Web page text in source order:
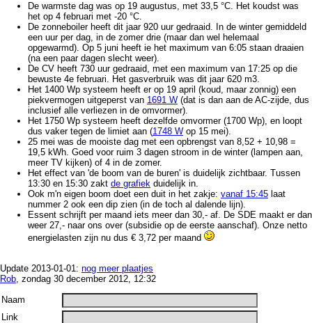
De warmste dag was op 19 augustus, met 33,5 °C. Het koudst was
het op 4 februari met -20 °C.
De zonneboiler heeft dit jaar 920 uur gedraaid. In de winter gemiddeld
een uur per dag, in de zomer drie (maar dan wel helemaal
opgewarmd). Op 5 juni heeft ie het maximum van 6:05 staan draaien
(na een paar dagen slecht weer).
De CV heeft 730 uur gedraaid, met een maximum van 17:25 op die
bewuste 4e februari. Het gasverbruik was dit jaar 620 m3.
Het 1400 Wp systeem heeft er op 19 april (koud, maar zonnig) een
piekvermogen uitgeperst van 1691 W (dat is dan aan de AC-zijde, dus
inclusief alle verliezen in de omvormer).
Het 1750 Wp systeem heeft dezelfde omvormer (1700 Wp), en loopt
dus vaker tegen de limiet aan (1748 W op 15 mei).
25 mei was de mooiste dag met een opbrengst van 8,52 + 10,98 =
19,5 kWh. Goed voor ruim 3 dagen stroom in de winter (lampen aan,
meer TV kijken) of 4 in de zomer.
Het effect van 'de boom van de buren' is duidelijk zichtbaar. Tussen
13:30 en 15:30 zakt de grafiek duidelijk in.
Ook m'n eigen boom doet een duit in het zakje: vanaf 15:45 laat
nummer 2 ook een dip zien (in de toch al dalende lijn).
Essent schrijft per maand iets meer dan 30,- af. De SDE maakt er dan
weer 27,- naar ons over (subsidie op de eerste aanschaf). Onze netto
energielasten zijn nu dus € 3,72 per maand
Update 2013-01-01: nog meer plaatjes
Rob , zondag 30 december 2012, 12:32
Naam
Link